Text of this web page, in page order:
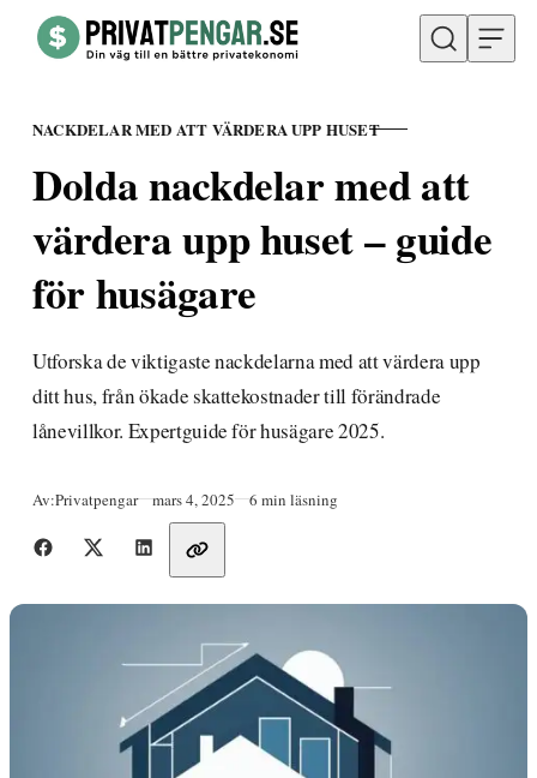
Hoppa till innehåll
KATEGORI
NACKDELAR MED ATT VÄRDERA UPP HUSET
Dolda nackdelar med att
värdera upp huset – guide
för husägare
Utforska de viktigaste nackdelarna med att värdera upp
ditt hus, från ökade skattekostnader till förändrade
lånevillkor. Expertguide för husägare 2025.
Av:Privatpengar Publicerad
mars 4, 2025 6 min läsning
Dela med vänner